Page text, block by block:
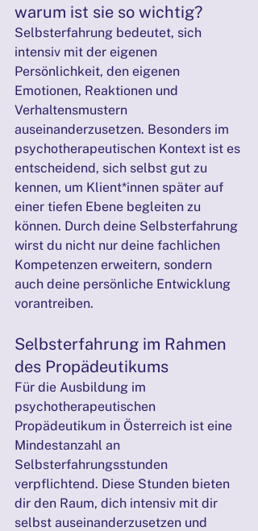
warum ist sie so wichtig?
Selbsterfahrung bedeutet, sich
intensiv mit der eigenen
Persönlichkeit, den eigenen
Emotionen, Reaktionen und
Verhaltensmustern
auseinanderzusetzen. Besonders im
psychotherapeutischen Kontext ist es
entscheidend, sich selbst gut zu
kennen, um Klient*innen später auf
einer tiefen Ebene begleiten zu
können. Durch deine Selbsterfahrung
wirst du nicht nur deine fachlichen
Kompetenzen erweitern, sondern
auch deine persönliche Entwicklung
vorantreiben.
Selbsterfahrung im Rahmen
des Propädeutikums
Für die Ausbildung im
psychotherapeutischen
Propädeutikum in Österreich ist eine
Mindestanzahl an
Selbsterfahrungsstunden
verpflichtend. Diese Stunden bieten
dir den Raum, dich intensiv mit dir
selbst auseinanderzusetzen und